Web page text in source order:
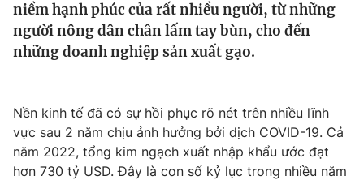
Thế giới
Tin tức
Câu chuyện quốc tế
Tài chính
Thị trường
Góc doanh nghiệp
Dữ liệu và đời sống
Truyền hình
niềm hạnh phúc của rất nhiều người, từ những
người nông dân chân lấm tay bùn, cho đến
những doanh nghiệp sản xuất gạo.
Nền kinh tế đã có sự hồi phục rõ nét trên nhiều lĩnh
vực sau 2 năm chịu ảnh hưởng bởi dịch COVID-19. Cả
năm 2022, tổng kim ngạch xuất nhập khẩu ước đạt
hơn 730 tỷ USD. Đây là con số kỷ lục trong nhiều năm